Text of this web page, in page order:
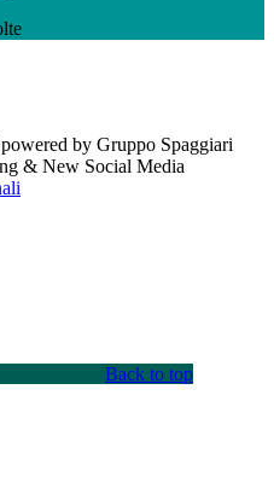
by Gruppo Spaggiari
& New Social Media
Back to top